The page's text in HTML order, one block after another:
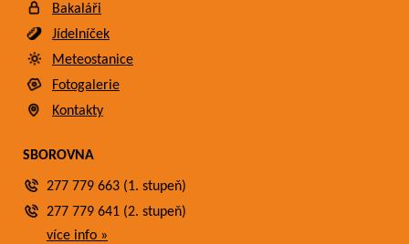
Bakaláři
Jídelníček
Meteostanice
Fotogalerie
Kontakty
SBOROVNA
277 779 663 (1. stupeň)
277 779 641 (2. stupeň)
více info »